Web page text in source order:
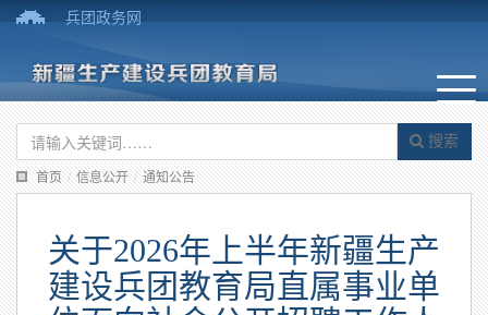
兵团政务网
搜索
首页 / 信息公开 / 通知公告
关于2026年上半年新疆生产
建设兵团教育局直属事业单